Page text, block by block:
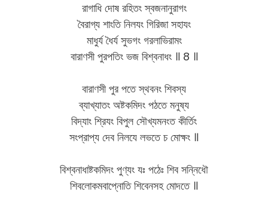
রাগাধি দোষ রহিতং স্বজনানুরাগং
বৈরাগ্য শাংতি নিলযং গিরিজা সহাযং
মাধুর্য ধৈর্য সুভগং গরলাভিরামং
বারাণসী পুরপতিং ভজ বিশ্বনাধং ॥ 8 ॥
বারাণসী পুর পতে স্থবনং শিবস্য
ব্যাখ্যাতং অষ্টকমিদং পঠতে মনুষ্য
বিদ্যাং শ্রিযং বিপুল সৌখ্যমনংত কীর্তিং
সংপ্রাপ্য দেব নিলযে লভতে চ মোক্ষং ॥
বিশ্বনাধাষ্টকমিদং পুণ্যং যঃ পঠেঃ শিব সন্নিধৌ
শিবলোকমবাপ্নোতি শিবেনসহ মোদতে ॥